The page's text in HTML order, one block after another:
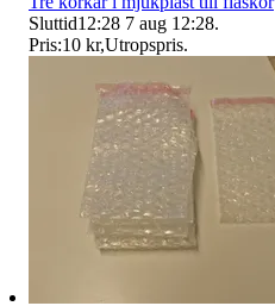
Sluttid12:28 7 aug 12:28.
Pris:10 kr,Utropspris.